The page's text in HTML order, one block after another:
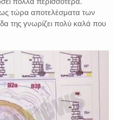
τώρα αποτελέσματα των
της γνωρίζει πολύ καλά που